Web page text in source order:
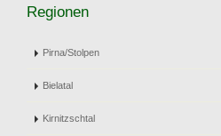
Regionen
Pirna/Stolpen
Bielatal
Kirnitzschtal